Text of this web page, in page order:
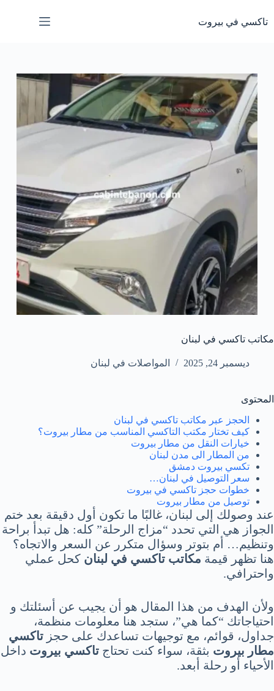
إلى
المحتوى
تاكسي في بيروت
مكاتب تاكسي في لبنان
ديسمبر 24, 2025 المواصلات في لبنان
المحتوى
الحجز عبر مكاتب تاكسي في لبنان
كيف تختار مكتب التاكسي المناسب من مطار بيروت؟
خيارات النقل من مطار بيروت
من المطار الى مدن لبنان
تكسي بيروت دمشق
سعر التوصيل في لبنان…
خطوات حجز تاكسي في بيروت
توصيل من مطار بيروت
عند وصولك إلى لبنان، غالبًا ما تكون أول دقيقة بعد ختم
الجواز هي التي تحدد “مزاج الرحلة” كله: هل تبدأ براحة
وتنظيم… أم بتوتر وسؤال متكرر عن السعر والاتجاه؟
هنا تظهر قيمة مكاتب تاكسي في لبنان كحل عملي
واحترافي.
ولأن الهدف من هذا المقال هو أن يجيب عن أسئلتك و
احتياجاتك “كما هي”، ستجد هنا معلومات منظمة،
جداول، قوائم، مع توجيهات تساعدك على حجز تاكسي
مطار بيروت بثقة، سواء كنت تحتاج تاكسي بيروت داخل
الأحياء أو رحلة أبعد.